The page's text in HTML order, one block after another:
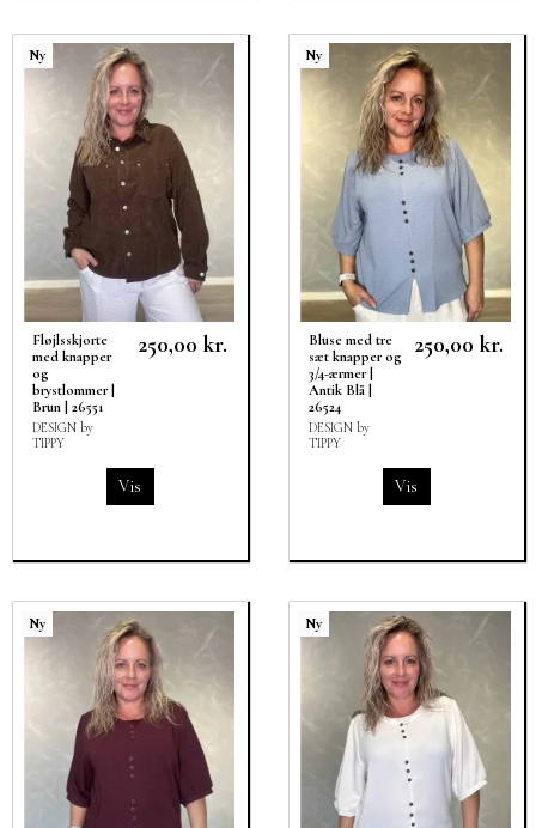
Ny
Fløjlsskjorte
med knapper
og
brystlommer |
Brun | 26551
DESIGN by
TIPPY
250,00 kr.
Vis
Ny
Bluse med tre
sæt knapper og
3/4-ærmer |
Antik Blå |
26524
DESIGN by
TIPPY
250,00 kr.
Vis
Ny Ny